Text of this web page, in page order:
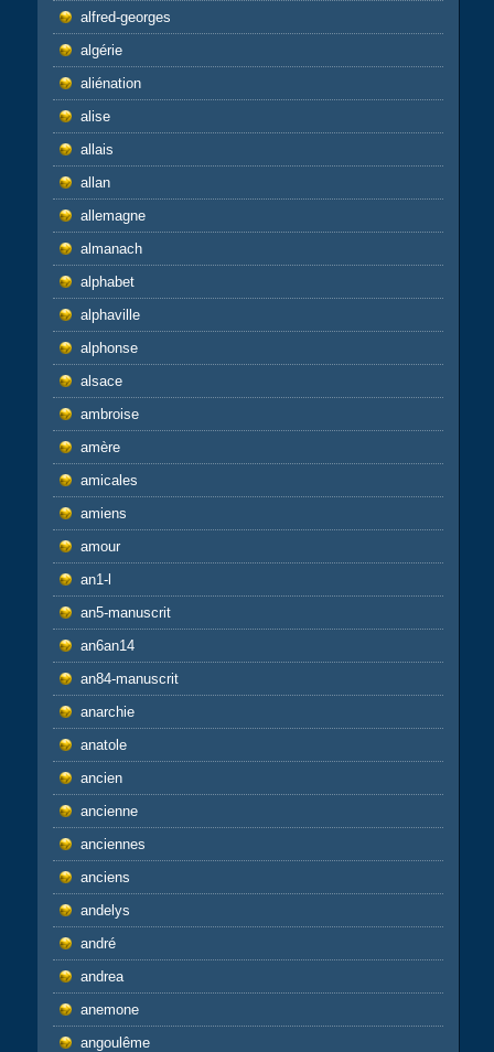
alfred-georges
algérie
aliénation
alise
allais
allan
allemagne
almanach
alphabet
alphaville
alphonse
alsace
ambroise
amère
amicales
amiens
amour
an1-l
an5-manuscrit
an6an14
an84-manuscrit
anarchie
anatole
ancien
ancienne
anciennes
anciens
andelys
andré
andrea
anemone
angoulême